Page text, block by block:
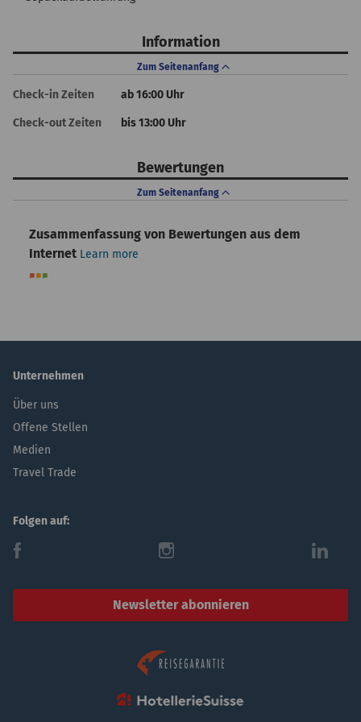
Information
Zum Seitenanfang
Check-in Zeiten ab 16:00 Uhr
Check-out Zeiten bis 13:00 Uhr
Bewertungen
Zum Seitenanfang
Zusammenfassung von Bewertungen aus dem
Internet Learn more
Unternehmen
Über uns
Offene Stellen
Medien
Travel Trade
Folgen auf:
f i l
Newsletter abonnieren